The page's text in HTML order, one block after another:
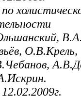
О.В.Крель,